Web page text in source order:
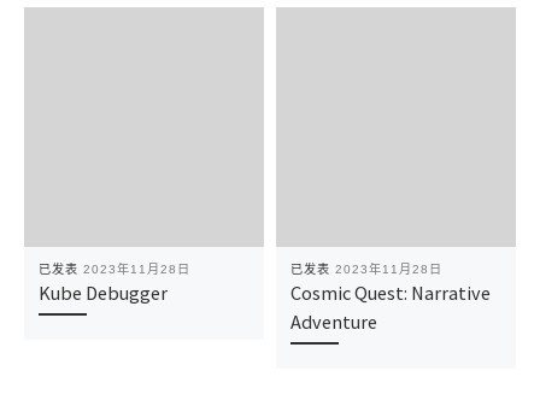
已发表 2023年11月28日
Kube Debugger
已发表 2023年11月28日
Cosmic Quest: Narrative
Adventure